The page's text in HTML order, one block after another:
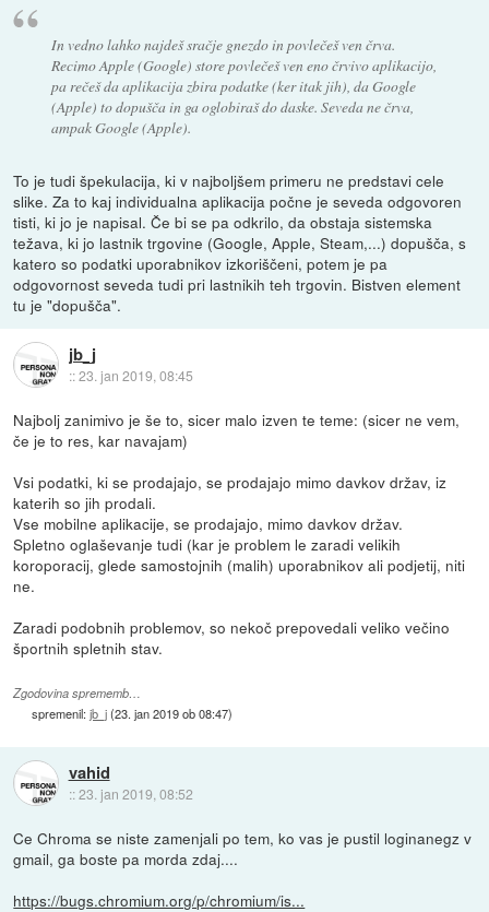
In vedno lahko najdeš sračje gnezdo in povlečeš ven črva.
Recimo Apple (Google) store povlečeš ven eno črvivo aplikacijo,
pa rečeš da aplikacija zbira podatke (ker itak jih), da Google
(Apple) to dopušča in ga oglobiraš do daske. Seveda ne črva,
ampak Google (Apple).
To je tudi špekulacija, ki v najboljšem primeru ne predstavi cele
slike. Za to kaj individualna aplikacija počne je seveda odgovoren
tisti, ki jo je napisal. Če bi se pa odkrilo, da obstaja sistemska
težava, ki jo lastnik trgovine (Google, Apple, Steam,...) dopušča, s
katero so podatki uporabnikov izkoriščeni, potem je pa
odgovornost seveda tudi pri lastnikih teh trgovin. Bistven element
tu je "dopušča".
jb_j
::23. jan 2019, 08:45
Najbolj zanimivo je še to, sicer malo izven te teme: (sicer ne vem,
če je to res, kar navajam)
Vsi podatki, ki se prodajajo, se prodajajo mimo davkov držav, iz
katerih so jih prodali.
Vse mobilne aplikacije, se prodajajo, mimo davkov držav.
Spletno oglaševanje tudi (kar je problem le zaradi velikih
koroporacij, glede samostojnih (malih) uporabnikov ali podjetij, niti
ne.
Zaradi podobnih problemov, so nekoč prepovedali veliko večino
športnih spletnih stav.
Zgodovina sprememb…
spremenil:jb_j(23. jan 2019 ob 08:47)
vahid
::23. jan 2019, 08:52
Ce Chroma se niste zamenjali po tem, ko vas je pustil loginanegz v
gmail, ga boste pa morda zdaj....
https://bugs.chromium.org/p/chromium/is...